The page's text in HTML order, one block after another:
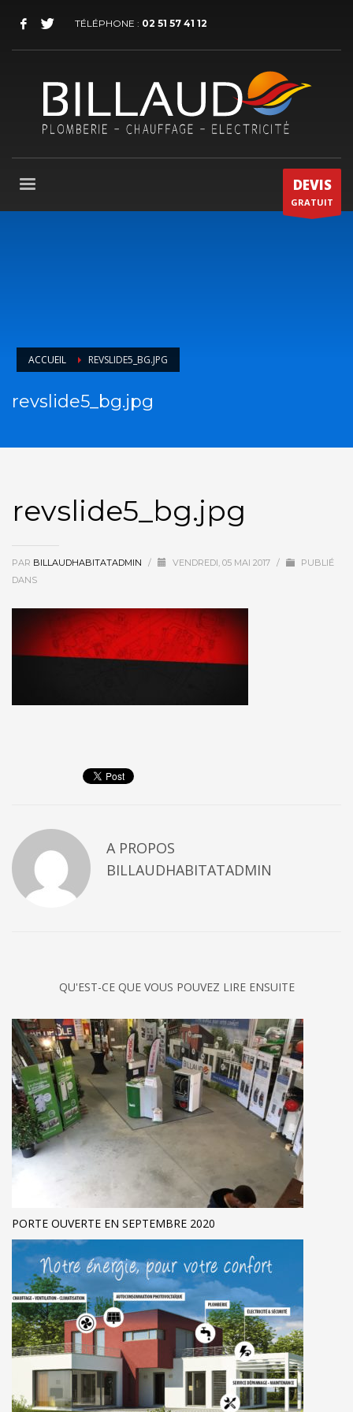
TÉLÉPHONE : 02 51 57 41 12
DEVIS
GRATUIT
ACCUEIL REVSLIDE5_BG.JPG
revslide5_bg.jpg
revslide5_bg.jpg
PAR BILLAUDHABITATADMIN / VENDREDI, 05 MAI 2017 /
PUBLIÉ
DANS
A PROPOS
BILLAUDHABITATADMIN
QU'EST-CE QUE VOUS POUVEZ LIRE ENSUITE
PORTE OUVERTE EN SEPTEMBRE 2020